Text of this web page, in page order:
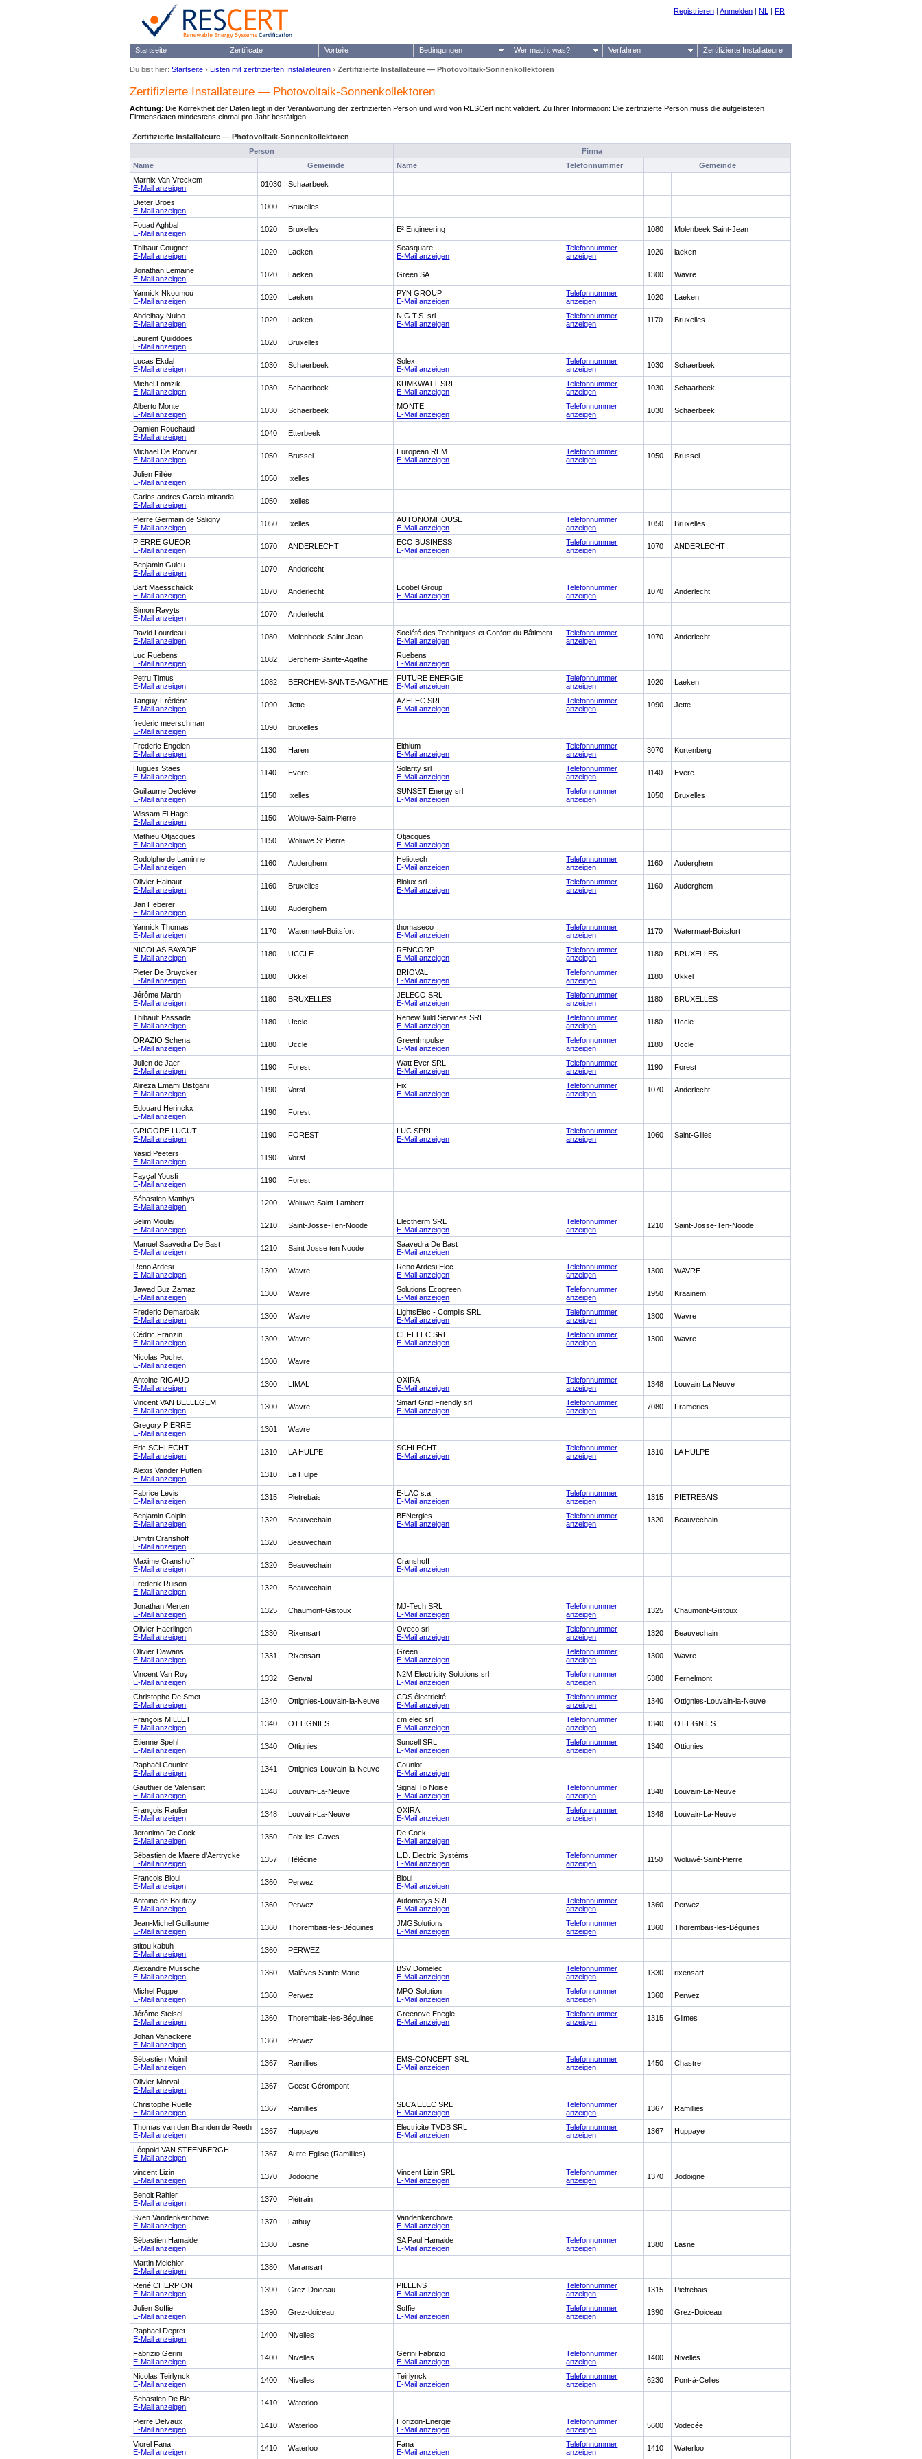
Registrieren| Anmelden| NL | FR
Startseite Zertificate Vorteile Bedingungen Wer macht was? Verfahren Zertifizierte Installateure
Du bist hier: Startseite › Listen mit zertifizierten Installateuren › Zertifizierte Installateure — Photovoltaik-Sonnenkollektoren
Zertifizierte Installateure — Photovoltaik-Sonnenkollektoren
Achtung: Die Korrektheit der Daten liegt in der Verantwortung der zertifizierten Person und wird von RESCert nicht validiert. Zu Ihrer Information: Die zertifizierte Person muss die aufgelisteten
Firmensdaten mindestens einmal pro Jahr bestätigen.
Zertifizierte Installateure — Photovoltaik-Sonnenkollektoren
Person
Firma
Name
Gemeinde Name Telefonnummer
Gemeinde
Marnix Van Vreckem
E-Mail anzeigen
01030 Schaarbeek
Dieter Broes
E-Mail anzeigen
1000 Bruxelles
Fouad Aghbal
E-Mail anzeigen
1020 Bruxelles E² Engineering 1080 Molenbeek Saint-Jean
Thibaut Cougnet
E-Mail anzeigen
1020 Laeken
Seasquare
E-Mail anzeigen
Telefonnummer
anzeigen
1020 laeken
Jonathan Lemaine
E-Mail anzeigen
1020 Laeken Green SA 1300 Wavre
Yannick Nkoumou
E-Mail anzeigen
1020 Laeken
PYN GROUP
E-Mail anzeigen
Telefonnummer
anzeigen
1020 Laeken
Abdelhay Nuino
E-Mail anzeigen
1020 Laeken
N.G.T.S. srl
E-Mail anzeigen
Telefonnummer
anzeigen
1170 Bruxelles
Laurent Quiddoes
E-Mail anzeigen
1020 Bruxelles
Lucas Ekdal
E-Mail anzeigen
1030 Schaerbeek
Solex
E-Mail anzeigen
Telefonnummer
anzeigen
1030 Schaerbeek
Michel Lomzik
E-Mail anzeigen
1030 Schaerbeek
KUMKWATT SRL
E-Mail anzeigen
Telefonnummer
anzeigen
1030 Schaarbeek
Alberto Monte
E-Mail anzeigen
1030 Schaerbeek
MONTE
E-Mail anzeigen
Telefonnummer
anzeigen
1030 Schaerbeek
Damien Rouchaud
E-Mail anzeigen
1040 Etterbeek
Michael De Roover
E-Mail anzeigen
1050 Brussel
European REM
E-Mail anzeigen
Telefonnummer
anzeigen
1050 Brussel
Julien Fillée
E-Mail anzeigen
1050 Ixelles
Carlos andres Garcia miranda
E-Mail anzeigen
1050 Ixelles
Pierre Germain de Saligny
E-Mail anzeigen
1050 Ixelles
AUTONOMHOUSE
E-Mail anzeigen
Telefonnummer
anzeigen
1050 Bruxelles
PIERRE GUEOR
E-Mail anzeigen
1070 ANDERLECHT
ECO BUSINESS
E-Mail anzeigen
Telefonnummer
anzeigen
1070 ANDERLECHT
Benjamin Gulcu
E-Mail anzeigen
1070 Anderlecht
Bart Maesschalck
E-Mail anzeigen
1070 Anderlecht
Ecobel Group
E-Mail anzeigen
Telefonnummer
anzeigen
1070 Anderlecht
Simon Ravyts
E-Mail anzeigen
1070 Anderlecht
David Lourdeau
E-Mail anzeigen
1080 Molenbeek-Saint-Jean
Société des Techniques et Confort du Bâtiment
E-Mail anzeigen
Telefonnummer
anzeigen
1070 Anderlecht
Luc Ruebens
E-Mail anzeigen
1082 Berchem-Sainte-Agathe
Ruebens
E-Mail anzeigen
Petru Timus
E-Mail anzeigen
1082 BERCHEM-SAINTE-AGATHE
FUTURE ENERGIE
E-Mail anzeigen
Telefonnummer
anzeigen
1020 Laeken
Tanguy Frédéric
E-Mail anzeigen
1090 Jette
AZELEC SRL
E-Mail anzeigen
Telefonnummer
anzeigen
1090 Jette
frederic meerschman
E-Mail anzeigen
1090 bruxelles
Frederic Engelen
E-Mail anzeigen
1130 Haren
Elthium
E-Mail anzeigen
Telefonnummer
anzeigen
3070 Kortenberg
Hugues Staes
E-Mail anzeigen
1140 Evere
Solarity srl
E-Mail anzeigen
Telefonnummer
anzeigen
1140 Evere
Guillaume Declève
E-Mail anzeigen
1150 Ixelles
SUNSET Energy srl
E-Mail anzeigen
Telefonnummer
anzeigen
1050 Bruxelles
Wissam El Hage
E-Mail anzeigen
1150 Woluwe-Saint-Pierre
Mathieu Otjacques
E-Mail anzeigen
1150 Woluwe St Pierre
Otjacques
E-Mail anzeigen
Rodolphe de Laminne
E-Mail anzeigen
1160 Auderghem
Heliotech
E-Mail anzeigen
Telefonnummer
anzeigen
1160 Auderghem
Olivier Hainaut
E-Mail anzeigen
1160 Bruxelles
Biolux srl
E-Mail anzeigen
Telefonnummer
anzeigen
1160 Auderghem
Jan Heberer
E-Mail anzeigen
1160 Auderghem
Yannick Thomas
E-Mail anzeigen
1170 Watermael-Boitsfort
thomaseco
E-Mail anzeigen
Telefonnummer
anzeigen
1170 Watermael-Boitsfort
NICOLAS BAYADE
E-Mail anzeigen
1180 UCCLE
RENCORP
E-Mail anzeigen
Telefonnummer
anzeigen
1180 BRUXELLES
Pieter De Bruycker
E-Mail anzeigen
1180 Ukkel
BRIOVAL
E-Mail anzeigen
Telefonnummer
anzeigen
1180 Ukkel
Jérôme Martin
E-Mail anzeigen
1180 BRUXELLES
JELECO SRL
E-Mail anzeigen
Telefonnummer
anzeigen
1180 BRUXELLES
Thibault Passade
E-Mail anzeigen
1180 Uccle
RenewBuild Services SRL
E-Mail anzeigen
Telefonnummer
anzeigen
1180 Uccle
ORAZIO Schena
E-Mail anzeigen
1180 Uccle
GreenImpulse
E-Mail anzeigen
Telefonnummer
anzeigen
1180 Uccle
Julien de Jaer
E-Mail anzeigen
1190 Forest
Watt Ever SRL
E-Mail anzeigen
Telefonnummer
anzeigen
1190 Forest
Alireza Emami Bistgani
E-Mail anzeigen
1190 Vorst
Fix
E-Mail anzeigen
Telefonnummer
anzeigen
1070 Anderlecht
Edouard Herinckx
E-Mail anzeigen
1190 Forest
GRIGORE LUCUT
E-Mail anzeigen
1190 FOREST
LUC SPRL
E-Mail anzeigen
Telefonnummer
anzeigen
1060 Saint-Gilles
Yasid Peeters
E-Mail anzeigen
1190 Vorst
Fayçal Yousfi
E-Mail anzeigen
1190 Forest
Sébastien Matthys
E-Mail anzeigen
1200 Woluwe-Saint-Lambert
Selim Moulai
E-Mail anzeigen
1210 Saint-Josse-Ten-Noode
Electherm SRL
E-Mail anzeigen
Telefonnummer
anzeigen
1210 Saint-Josse-Ten-Noode
Manuel Saavedra De Bast
E-Mail anzeigen
1210 Saint Josse ten Noode
Saavedra De Bast
E-Mail anzeigen
Reno Ardesi
E-Mail anzeigen
1300 Wavre
Reno Ardesi Elec
E-Mail anzeigen
Telefonnummer
anzeigen
1300 WAVRE
Jawad Buz Zamaz
E-Mail anzeigen
1300 Wavre
Solutions Ecogreen
E-Mail anzeigen
Telefonnummer
anzeigen
1950 Kraainem
Frederic Demarbaix
E-Mail anzeigen
1300 Wavre
LightsElec - Complis SRL
E-Mail anzeigen
Telefonnummer
anzeigen
1300 Wavre
Cédric Franzin
E-Mail anzeigen
1300 Wavre
CEFELEC SRL
E-Mail anzeigen
Telefonnummer
anzeigen
1300 Wavre
Nicolas Pochet
E-Mail anzeigen
1300 Wavre
Antoine RIGAUD
E-Mail anzeigen
1300 LIMAL
OXIRA
E-Mail anzeigen
Telefonnummer
anzeigen
1348 Louvain La Neuve
Vincent VAN BELLEGEM
E-Mail anzeigen
1300 Wavre
Smart Grid Friendly srl
E-Mail anzeigen
Telefonnummer
anzeigen
7080 Frameries
Gregory PIERRE
E-Mail anzeigen
1301 Wavre
Eric SCHLECHT
E-Mail anzeigen
1310 LA HULPE
SCHLECHT
E-Mail anzeigen
Telefonnummer
anzeigen
1310 LA HULPE
Alexis Vander Putten
E-Mail anzeigen
1310 La Hulpe
Fabrice Levis
E-Mail anzeigen
1315 Pietrebais
E-LAC s.a.
E-Mail anzeigen
Telefonnummer
anzeigen
1315 PIETREBAIS
Benjamin Colpin
E-Mail anzeigen
1320 Beauvechain
BENergies
E-Mail anzeigen
Telefonnummer
anzeigen
1320 Beauvechain
Dimitri Cranshoff
E-Mail anzeigen
1320 Beauvechain
Maxime Cranshoff
E-Mail anzeigen
1320 Beauvechain
Cranshoff
E-Mail anzeigen
Frederik Ruison
E-Mail anzeigen
1320 Beauvechain
Jonathan Merten
E-Mail anzeigen
1325 Chaumont-Gistoux
MJ-Tech SRL
E-Mail anzeigen
Telefonnummer
anzeigen
1325 Chaumont-Gistoux
Olivier Haerlingen
E-Mail anzeigen
1330 Rixensart
Oveco srl
E-Mail anzeigen
Telefonnummer
anzeigen
1320 Beauvechain
Olivier Dawans
E-Mail anzeigen
1331 Rixensart
Green
E-Mail anzeigen
Telefonnummer
anzeigen
1300 Wavre
Vincent Van Roy
E-Mail anzeigen
1332 Genval
N2M Electricity Solutions srl
E-Mail anzeigen
Telefonnummer
anzeigen
5380 Fernelmont
Christophe De Smet
E-Mail anzeigen
1340 Ottignies-Louvain-la-Neuve
CDS électricité
E-Mail anzeigen
Telefonnummer
anzeigen
1340 Ottignies-Louvain-la-Neuve
François MILLET
E-Mail anzeigen
1340 OTTIGNIES
cm elec srl
E-Mail anzeigen
Telefonnummer
anzeigen
1340 OTTIGNIES
Etienne Spehl
E-Mail anzeigen
1340 Ottignies
Suncell SRL
E-Mail anzeigen
Telefonnummer
anzeigen
1340 Ottignies
Raphaël Couniot
E-Mail anzeigen
1341 Ottignies-Louvain-la-Neuve
Couniot
E-Mail anzeigen
Gauthier de Valensart
E-Mail anzeigen
1348 Louvain-La-Neuve
Signal To Noise
E-Mail anzeigen
Telefonnummer
anzeigen
1348 Louvain-La-Neuve
François Raulier
E-Mail anzeigen
1348 Louvain-La-Neuve
OXIRA
E-Mail anzeigen
Telefonnummer
anzeigen
1348 Louvain-La-Neuve
Jeronimo De Cock
E-Mail anzeigen
1350 Folx-les-Caves
De Cock
E-Mail anzeigen
Sébastien de Maere d'Aertrycke
E-Mail anzeigen
1357 Hélécine
L.D. Electric Systèms
E-Mail anzeigen
Telefonnummer
anzeigen
1150 Woluwé-Saint-Pierre
Francois Bioul
E-Mail anzeigen
1360 Perwez
Bioul
E-Mail anzeigen
Antoine de Boutray
E-Mail anzeigen
1360 Perwez
Automatys SRL
E-Mail anzeigen
Telefonnummer
anzeigen
1360 Perwez
Jean-Michel Guillaume
E-Mail anzeigen
1360 Thorembais-les-Béguines
JMGSolutions
E-Mail anzeigen
Telefonnummer
anzeigen
1360 Thorembais-les-Béguines
stitou kabuh
E-Mail anzeigen
1360 PERWEZ
Alexandre Mussche
E-Mail anzeigen
1360 Malèves Sainte Marie
BSV Domelec
E-Mail anzeigen
Telefonnummer
anzeigen
1330 rixensart
Michel Poppe
E-Mail anzeigen
1360 Perwez
MPO Solution
E-Mail anzeigen
Telefonnummer
anzeigen
1360 Perwez
Jérôme Steisel
E-Mail anzeigen
1360 Thorembais-les-Béguines
Greenove Enegie
E-Mail anzeigen
Telefonnummer
anzeigen
1315 Glimes
Johan Vanackere
E-Mail anzeigen
1360 Perwez
Sébastien Moinil
E-Mail anzeigen
1367 Ramillies
EMS-CONCEPT SRL
E-Mail anzeigen
Telefonnummer
anzeigen
1450 Chastre
Olivier Morval
E-Mail anzeigen
1367 Geest-Gérompont
Christophe Ruelle
E-Mail anzeigen
1367 Ramillies
SLCA ELEC SRL
E-Mail anzeigen
Telefonnummer
anzeigen
1367 Ramillies
Thomas van den Branden de Reeth
E-Mail anzeigen
1367 Huppaye
Electricite TVDB SRL
E-Mail anzeigen
Telefonnummer
anzeigen
1367 Huppaye
Léopold VAN STEENBERGH
E-Mail anzeigen
1367 Autre-Eglise (Ramillies)
vincent Lizin
E-Mail anzeigen
1370 Jodoigne
Vincent Lizin SRL
E-Mail anzeigen
Telefonnummer
anzeigen
1370 Jodoigne
Benoit Rahier
E-Mail anzeigen
1370 Piétrain
Sven Vandenkerchove
E-Mail anzeigen
1370 Lathuy
Vandenkerchove
E-Mail anzeigen
Sébastien Hamaide
E-Mail anzeigen
1380 Lasne
SA Paul Hamaide
E-Mail anzeigen
Telefonnummer
anzeigen
1380 Lasne
Martin Melchior
E-Mail anzeigen
1380 Maransart
René CHERPION
E-Mail anzeigen
1390 Grez-Doiceau
PILLENS
E-Mail anzeigen
Telefonnummer
anzeigen
1315 Pietrebais
Julien Soffie
E-Mail anzeigen
1390 Grez-doiceau
Soffie
E-Mail anzeigen
Telefonnummer
anzeigen
1390 Grez-Doiceau
Raphael Depret
E-Mail anzeigen
1400 Nivelles
Fabrizio Gerini
E-Mail anzeigen
1400 Nivelles
Gerini Fabrizio
E-Mail anzeigen
Telefonnummer
anzeigen
1400 Nivelles
Nicolas Teirlynck
E-Mail anzeigen
1400 Nivelles
Teirlynck
E-Mail anzeigen
Telefonnummer
anzeigen
6230 Pont-à-Celles
Sebastien De Bie
E-Mail anzeigen
1410 Waterloo
Pierre Delvaux
E-Mail anzeigen
1410 Waterloo
Horizon-Energie
E-Mail anzeigen
Telefonnummer
anzeigen
5600 Vodecée
Viorel Fana
E-Mail anzeigen
1410 Waterloo
Fana
E-Mail anzeigen
Telefonnummer
anzeigen
1410 Waterloo